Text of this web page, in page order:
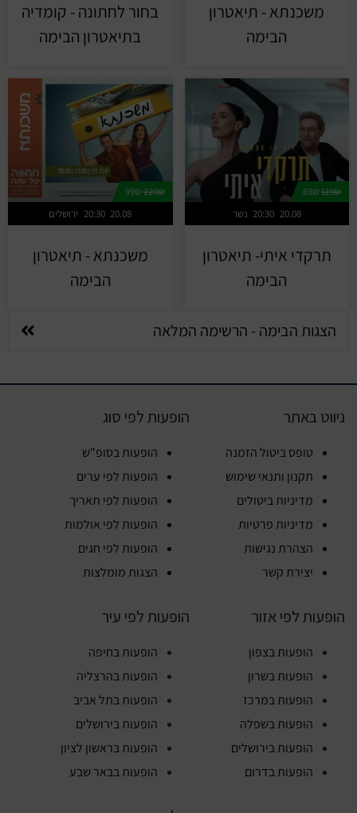
משכנתא - תיאטרון
הבימה
בחור לחתונה - קומדיה
בתיאטרון הבימה
119₪
נשר 20:30 20.08
תרקדי איתי- תיאטרון
הבימה
220₪
99₪
ירושלים 20:30 20.08
משכנתא - תיאטרון
הבימה
הצגות הבימה - הרשימה המלאה
ניווט באתר
טופס ביטול הזמנה
תקנון ותנאי שימוש
מדיניות ביטולים
מדיניות פרטיות
הצהרת נגישות
יצירת קשר
הופעות לפי סוג
הופעות בסופ"ש
הופעות לפי ערים
הופעות לפי תאריך
הופעות לפי אולמות
הופעות לפי חגים
הצגות מומלצות
הופעות לפי אזור
הופעות בצפון
הופעות בשרון
הופעות במרכז
הופעות בשפלה
הופעות בירושלים
הופעות בדרום
הופעות לפי עיר
הופעות בחיפה
הופעות בהרצליה
הופעות בתל אביב
הופעות בירושלים
הופעות בראשון לציון
הופעות בבאר שבע